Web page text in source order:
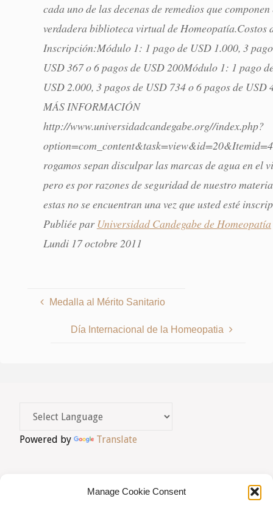
Manage Cookie Consent
cada uno de las decenas de remedios que componen
verdadera biblioteca virtual de Homeopatía.Costos
Inscripción:Módulo 1: 1 pago de USD 1.000, 3
USD 367 o 6 pagos de USD 200Módulo 1: 1 pago
USD 2.000, 3 pagos de USD 734 o 6 pagos de USD
MÁS INFORMACIÓN
http://www.universidadcandegabe.org//index.php?
rogamos sepan disculpar las marcas de agua en el
pero es por razones de seguridad de nuestro
estas no se encuentran una vez que usted esté
Publiée par Universidad Candegabe de Homeopatía
Lundi 17 octobre 2011
Medalla al Mérito Sanitario
Día Internacional de la Homeopatia
Powered by Translate